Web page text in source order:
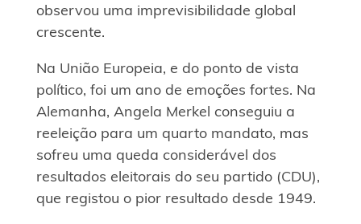
observou uma imprevisibilidade global
crescente.
Na União Europeia, e do ponto de vista
político, foi um ano de emoções fortes. Na
Alemanha, Angela Merkel conseguiu a
reeleição para um quarto mandato, mas
sofreu uma queda considerável dos
resultados eleitorais do seu partido (CDU),
que registou o pior resultado desde 1949.